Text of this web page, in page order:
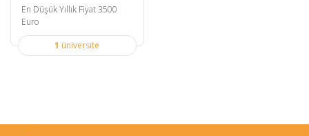
En Düşük Yıllık Fiyat 3500
Euro
1 üniversite